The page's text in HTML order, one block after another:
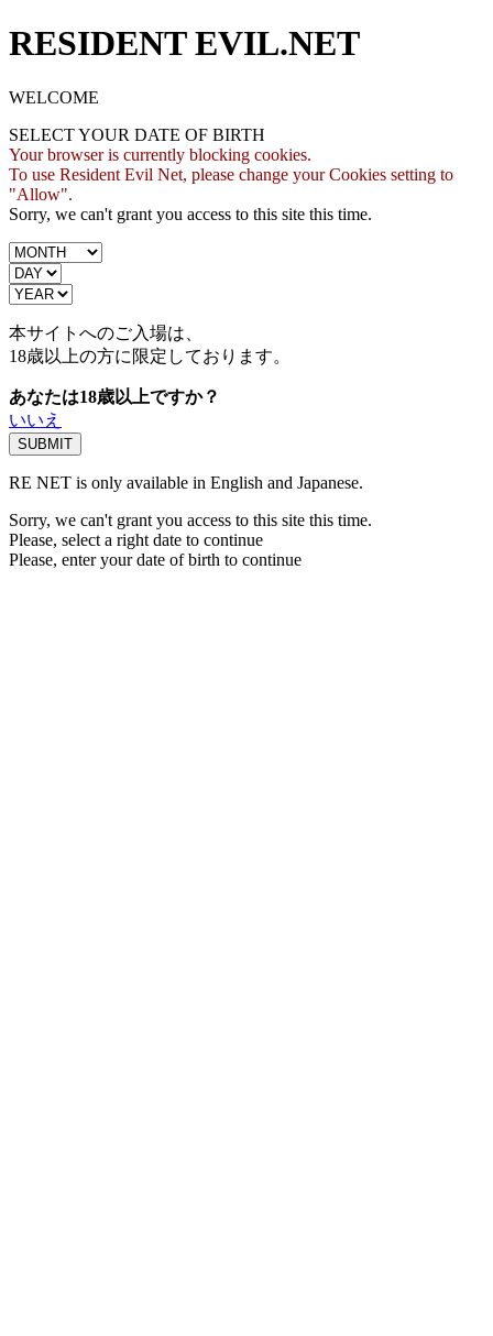
RESIDENT EVIL.NET
WELCOME
SELECT YOUR DATE OF BIRTH
Your browser is currently blocking cookies.
To use Resident Evil Net, please change your Cookies setting to
"Allow".
Sorry, we can't grant you access to this site this time.
本サイトへのご入場は、
18歳以上の方に限定しております。
あなたは18歳以上ですか？
いいえ
RE NET is only available in English and Japanese.
Sorry, we can't grant you access to this site this time.
Please, select a right date to continue
Please, enter your date of birth to continue